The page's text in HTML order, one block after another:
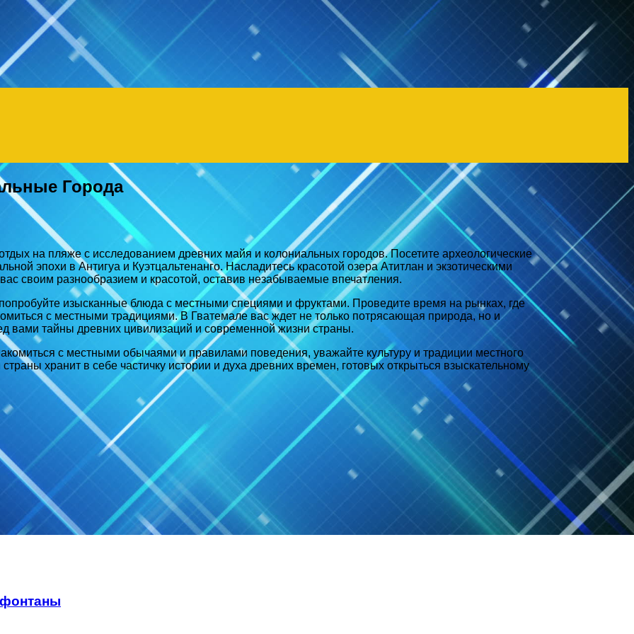
Города
на пляже с исследованием древних майя и колониальных городов. Посетите археологические
эпохи в Антигуа и Куэтцальтенанго. Насладитесь красотой озера Атитлан и экзотическими
своим разнообразием и красотой, оставив незабываемые впечатления.
изысканные блюда с местными специями и фруктами. Проведите время на рынках, где
с местными традициями. В Гватемале вас ждет не только потрясающая природа, но и
вами тайны древних цивилизаций и современной жизни страны.
с местными обычаями и правилами поведения, уважайте культуру и традиции местного
хранит в себе частичку истории и духа древних времен, готовых открыться взыскательному